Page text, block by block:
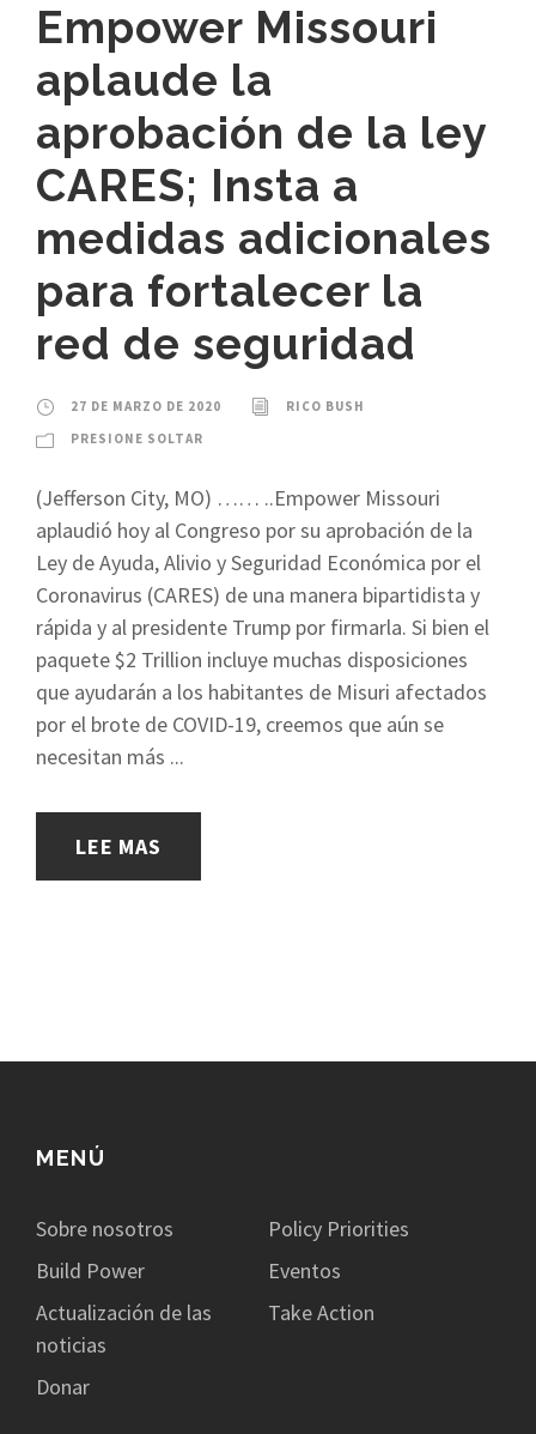
Empower Missouri
aplaude la
aprobación de la ley
CARES; Insta a
medidas adicionales
para fortalecer la
red de seguridad
27 DE MARZO DE 2020
RICO BUSH
PRESIONE SOLTAR
(Jefferson City, MO) …… ..Empower Missouri
aplaudió hoy al Congreso por su aprobación de la
Ley de Ayuda, Alivio y Seguridad Económica por el
Coronavirus (CARES) de una manera bipartidista y
rápida y al presidente Trump por firmarla. Si bien el
paquete $2 Trillion incluye muchas disposiciones
que ayudarán a los habitantes de Misuri afectados
por el brote de COVID-19, creemos que aún se
necesitan más ...
LEE MAS
MENÚ
Sobre nosotros
Policy Priorities
Build Power
Eventos
Actualización de las
noticias
Take Action
Donar